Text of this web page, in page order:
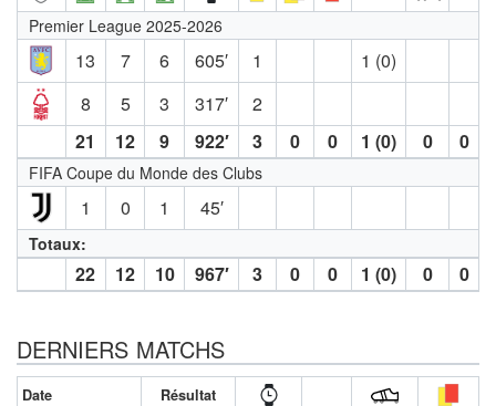
Premier League 2025-2026
13 7 6 605′ 1
1 (0)
8
5 3 317′
2
21
12 9 922′ 3 0 0 1 (0) 0 0
FIFA Coupe du Monde des Clubs
1 0 1 45′
Totaux:
22 12 10 967′ 3 0 0 1 (0) 0 0
DERNIERS MATCHS
Date Résultat